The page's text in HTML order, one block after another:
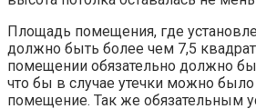
Площадь помещения, где
должно быть более чем 7,5
помещении обязательно должно
что бы в случае утечки можно было
помещение. Так же обязательным